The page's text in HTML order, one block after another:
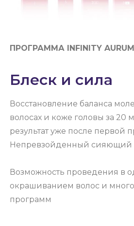
ПРОГРАММА INFINITY AURUM
Блеск и сила
Восстановление баланса
волосах и коже головы за
результат уже после первой
Непревзойденный сияющий
Возможность проведения в
окрашиванием волос и
программ